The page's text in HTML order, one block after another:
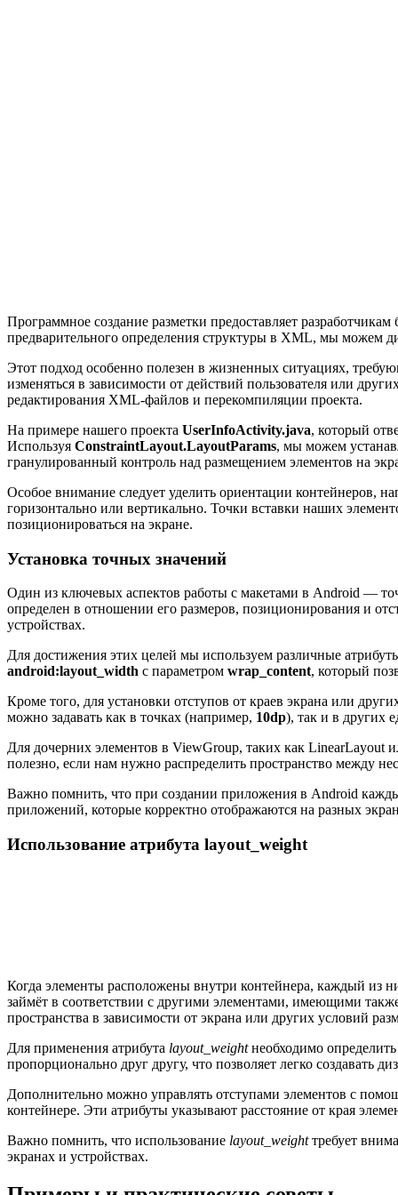
Программное создание разметки предоставляет
предварительного определения структуры в XML, мы можем
Этот подход особенно полезен в жизненных ситуациях,
изменяться в зависимости от действий пользователя или
редактирования XML-файлов и перекомпиляции проекта.
На примере нашего проекта UserInfoActivity.java, который
Используя ConstraintLayout.LayoutParams, мы можем
гранулированный контроль над размещением элементов на
Особое внимание следует уделить ориентации контейнеров,
горизонтально или вертикально. Точки вставки наших
позиционироваться на экране.
Установка точных значений
Один из ключевых аспектов работы с макетами в Android —
определен в отношении его размеров, позиционирования и
устройствах.
Для достижения этих целей мы используем различные
android:layout_width с параметром wrap_content, который
Кроме того, для установки отступов от краев экрана или
можно задавать как в точках (например, 10dp), так и в других
Для дочерних элементов в ViewGroup, таких как LinearLayout
полезно, если нам нужно распределить пространство между
Важно помнить, что при создании приложения в Android
приложений, которые корректно отображаются на разных
Использование атрибута layout_weight
Когда элементы расположены внутри контейнера, каждый из
займёт в соответствии с другими элементами, имеющими
пространства в зависимости от экрана или других условий
Для применения атрибута layout_weightнеобходимо
пропорционально друг другу, что позволяет легко создавать
Дополнительно можно управлять отступами элементов с
контейнере. Эти атрибуты указывают расстояние от края
Важно помнить, что использование layout_weightтребует
экранах и устройствах.